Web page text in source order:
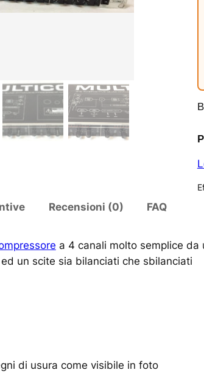
Recensioni (0) FAQ
a 4 canali molto semplice da
un scite sia bilanciati che sbilanciati
di usura come visibile in foto